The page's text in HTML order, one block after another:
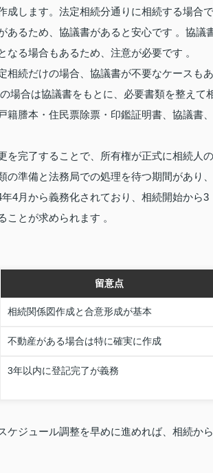
成します。法定相続分通りに相続する場合で
あるため、協議書があると安心です 。協議
る場合もあるため、注意が必要です 。
相続だけの場合、協議書が不要なケースもあ
場合は協議書をもとに、必要書類を整えて
謄本・住民票除票・印鑑証明書、協議書、
を完了することで、所有権が正式に相続人の
準備と法務局での処理を待つ期間があり、
4月から義務化されており、相続開始から3
とが求められます 。
留意点
相続関係図作成と合意形成が基本
不動産がある場合は特に確実に作成
3年以内に登記完了が義務
ケジュール調整を早めに進めれば、相続から